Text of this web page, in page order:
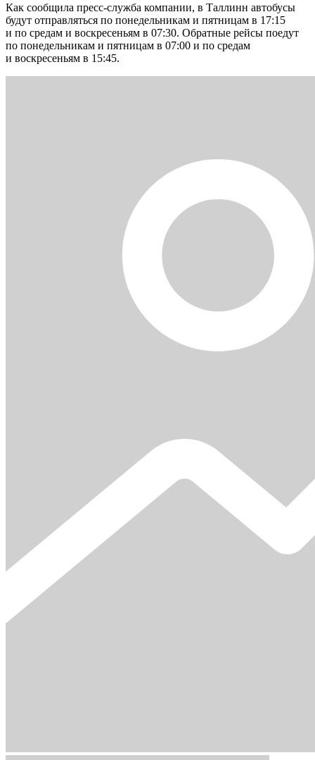
Как сообщила пресс-служба компании, в Таллинн автобусы
будут отправляться по понедельникам и пятницам в 17:15
и по средам и воскресеньям в 07:30. Обратные рейсы поедут
по понедельникам и пятницам в 07:00 и по средам
и воскресеньям в 15:45.